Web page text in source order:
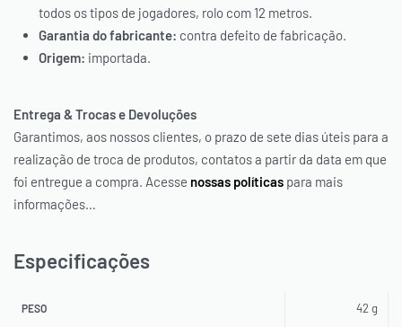
todos os tipos de jogadores, rolo com 12 metros.
Garantia do fabricante: contra defeito de fabricação.
Origem: importada.
Entrega & Trocas e Devoluções
Garantimos, aos nossos clientes, o prazo de sete dias úteis para a
realização de troca de produtos, contatos a partir da data em que
foi entregue a compra. Acesse nossas políticas para mais
informações…
Especificações
PESO 42 g